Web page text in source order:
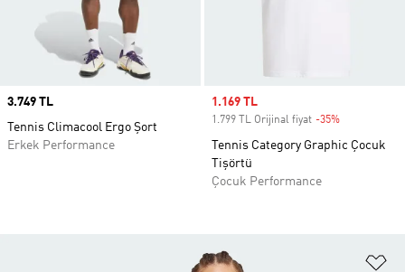
Price
3.749 TL
Tennis Climacool Ergo Şort
Erkek Performance
Sale price
1.169 TL
1.799 TL Orijinal fiyat -35%
Tennis Category Graphic Çocuk
Tişörtü
Çocuk Performance